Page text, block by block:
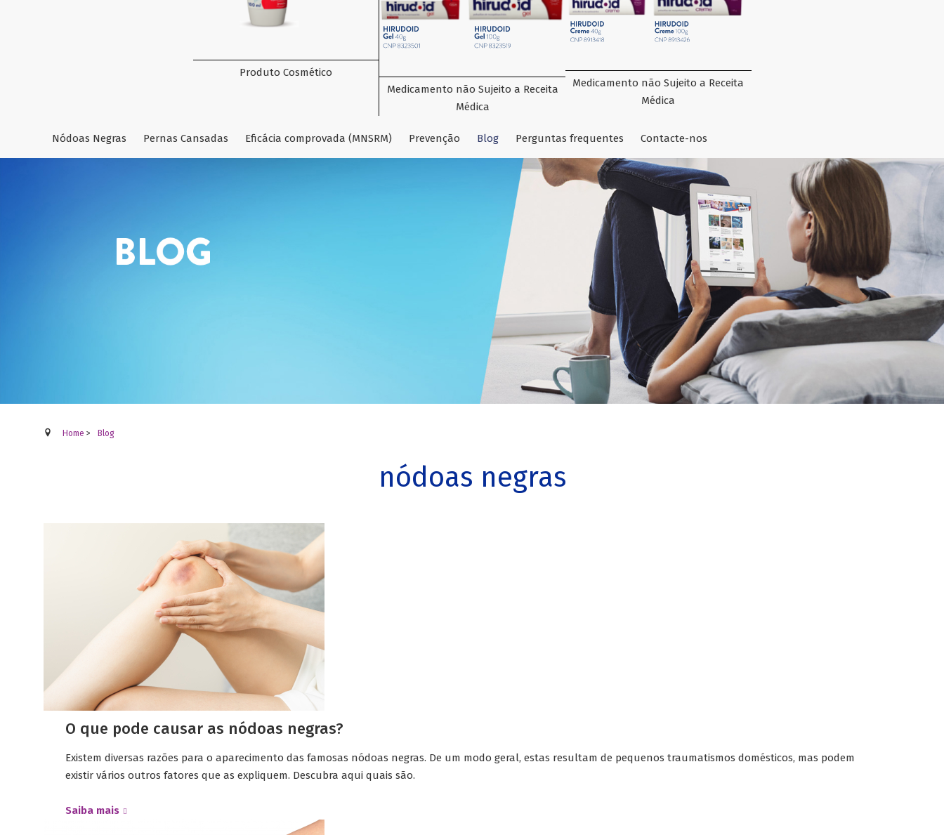
Produto Cosmético
Medicamento não Sujeito a Receita
Médica
Medicamento não Sujeito a Receita
Médica
Nódoas Negras Pernas Cansadas Eficácia comprovada (MNSRM) Prevenção Blog Perguntas frequentes Contacte-nos
Home > Blog
nódoas negras
O que pode causar as nódoas negras?
Existem diversas razões para o aparecimento das famosas nódoas negras. De um modo geral, estas resultam de pequenos traumatismos domésticos, mas podem
existir vários outros fatores que as expliquem. Descubra aqui quais são.
Saiba mais